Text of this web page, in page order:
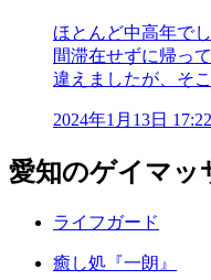
ほとんど中高年で
間滞在せずに帰っ
違えましたが、そ
2024年1月13日 17:22
愛知のゲイマッ
ライフガード
癒し処『一朗』